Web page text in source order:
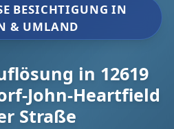
BESICHTIGUNG IN
& UMLAND
in 12619
John-Heartfield
Straße